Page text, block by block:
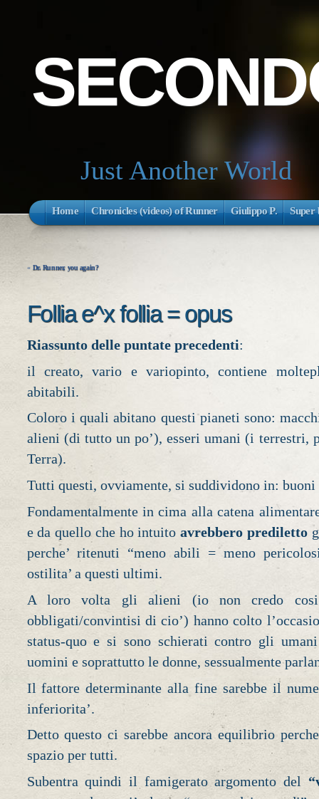
Just Another World
Home Chronicles (videos) of Runner Giulippo P. Super
« Dr. Runner, you again?
Follia e^x follia = opus
Riassunto delle puntate precedenti:
il creato, vario e variopinto, contiene
abitabili.
Coloro i quali abitano questi pianeti sono:
alieni (di tutto un po’), esseri umani (i terrestri,
Terra).
Tutti questi, ovviamente, si suddividono in:
Fondamentalmente in cima alla catena
e da quello che ho intuitoavrebbero prediletto
perche’ ritenuti “meno abili = meno
ostilita’ a questi ultimi.
A loro volta gli alieni (io non credo
obbligati/convintisi di cio’) hanno colto
status-quo e si sono schierati contro gli
uomini e soprattutto le donne, sessualmente
Il fattore determinante alla fine sarebbe il
inferiorita’.
Detto questo ci sarebbe ancora equilibrio
spazio per tutti.
Subentra quindi il famigerato argomento del